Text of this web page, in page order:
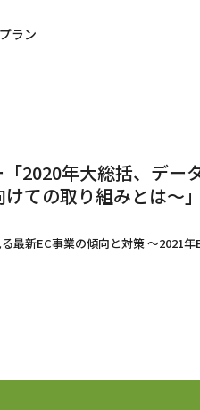
ラン
2020年大総括、デー
ての取り組みとは～
最新EC事業の傾向と対策 ～2021